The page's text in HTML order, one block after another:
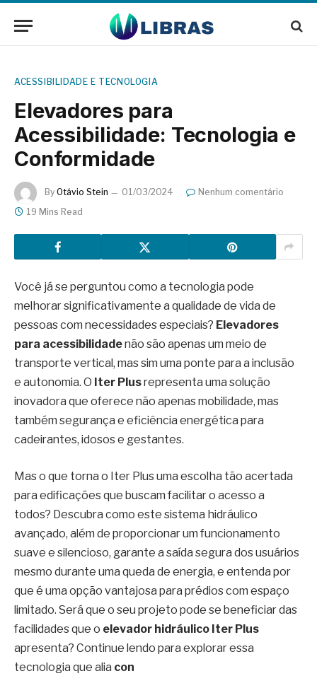
ACESSIBILIDADE E TECNOLOGIA
Elevadores para
Acessibilidade: Tecnologia e
Conformidade
By Otávio Stein 01/03/2024
Nenhum comentário
19 Mins Read
Você já se perguntou como a tecnologia pode
melhorar significativamente a qualidade de vida de
pessoas com necessidades especiais? Elevadores
para acessibilidadenão são apenas um meio de
transporte vertical, mas sim uma ponte para a inclusão
e autonomia. O Iter Plusrepresenta uma solução
inovadora que oferece não apenas mobilidade, mas
também segurança e eficiência energética para
cadeirantes, idosos e gestantes.
Mas o que torna o Iter Plus uma escolha tão acertada
para edificações que buscam facilitar o acesso a
todos? Descubra como este sistema hidráulico
avançado, além de proporcionar um funcionamento
suave e silencioso, garante a saída segura dos usuários
mesmo durante uma queda de energia, e entenda por
que é uma opção vantajosa para prédios com espaço
limitado. Será que o seu projeto pode se beneficiar das
facilidades que o elevador hidráulico Iter Plus
apresenta? Continue lendo para explorar essa
tecnologia que alia con